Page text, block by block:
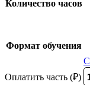
Количество часов
Формат обучения
Оплатить часть (₽)